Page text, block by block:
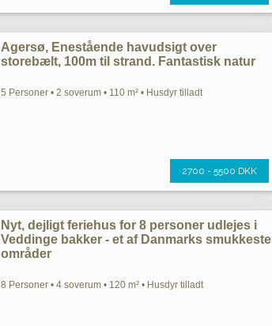
Agersø, Enestående havudsigt over
storebælt, 100m til strand. Fantastisk natur
5 Personer • 2 soverum • 110 m² • Husdyr tilladt
2700 - 5500 DKK
Nyt, dejligt feriehus for 8 personer udlejes i
Veddinge bakker - et af Danmarks smukkeste
områder
8 Personer • 4 soverum • 120 m² • Husdyr tilladt